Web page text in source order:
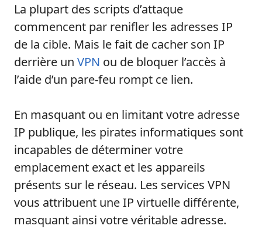
La plupart des scripts d’attaque
commencent par renifler les adresses IP
de la cible. Mais le fait de cacher son IP
derrière un VPN ou de bloquer l’accès à
l’aide d’un pare-feu rompt ce lien.
En masquant ou en limitant votre adresse
IP publique, les pirates informatiques sont
incapables de déterminer votre
emplacement exact et les appareils
présents sur le réseau. Les services VPN
vous attribuent une IP virtuelle différente,
masquant ainsi votre véritable adresse.